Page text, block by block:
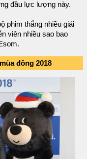
đầu lực lượng này.
phim thắng nhiều giải
viên nhiều sao bao
đông 2018